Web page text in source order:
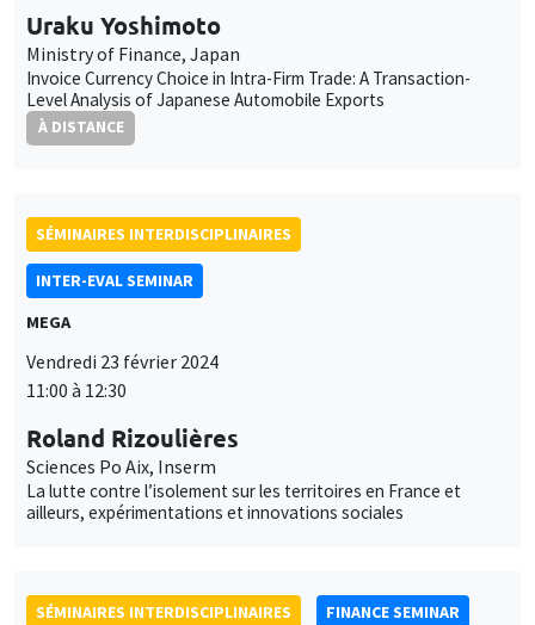
Uraku Yoshimoto
Ministry of Finance, Japan
Invoice Currency Choice in Intra-Firm Trade: A Transaction-
Level Analysis of Japanese Automobile Exports
À DISTANCE
SÉMINAIRES INTERDISCIPLINAIRES
INTER-EVAL SEMINAR
MEGA
Vendredi 23 février 2024
11:00 à 12:30
Roland Rizoulières
Sciences Po Aix, Inserm
La lutte contre l’isolement sur les territoires en France et
ailleurs, expérimentations et innovations sociales
SÉMINAIRES INTERDISCIPLINAIRES
FINANCE SEMINAR